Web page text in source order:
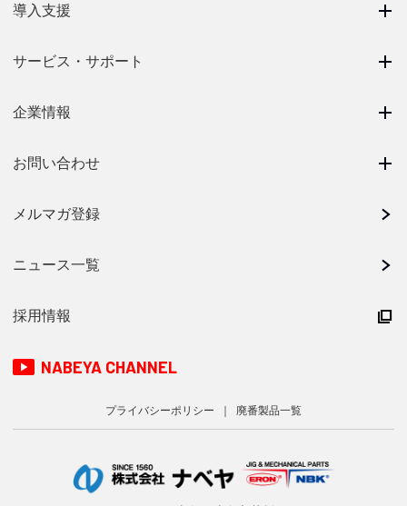
導入支援
サービス・サポート
企業情報
お問い合わせ
メルマガ登録
ニュース一覧
採用情報
NABEYA CHANNEL
プライバシーポリシー 廃番製品一覧